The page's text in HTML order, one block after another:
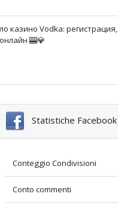
казино Vodka:
🎰💎
Statistiche Facebook
Conteggio Condivisioni
Conto commenti